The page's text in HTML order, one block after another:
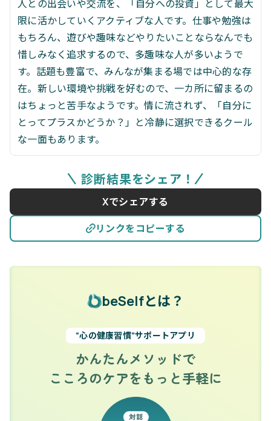
人との出会いや交流を、「自分への投資」として最大
限に活かしていくアクティブな人です。仕事や勉強は
もちろん、遊びや趣味などやりたいことならなんでも
惜しみなく追求するので、多趣味な人が多いようで
す。話題も豊富で、みんなが集まる場では中心的な存
在。新しい環境や挑戦を好むので、一カ所に留まるの
はちょっと苦手なようです。情に流されず、「自分に
とってプラスかどうか？」と冷静に選択できるクール
な一面もあります。
診断結果をシェア！
Xでシェアする
リンクをコピーする
beSelfとは？
“心の健康習慣”サポートアプリ
かんたんメソッドで
こころのケアをもっと手軽に